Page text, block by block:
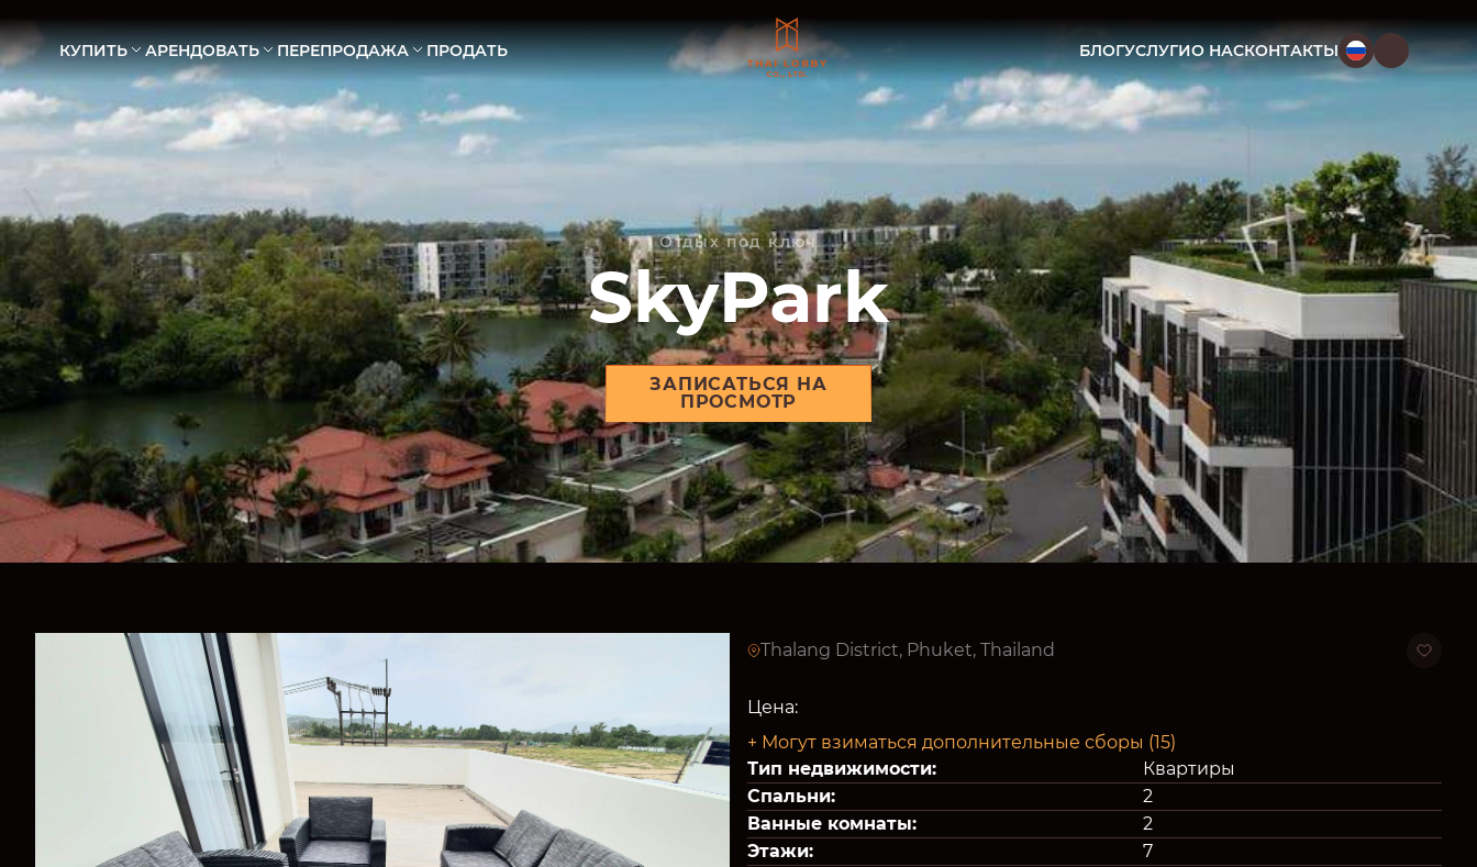
КУПИТЬ АРЕНДОВАТЬ
АПАРТАМЕНТЫ
ВИЛЛЫ
ТАУНХАУСЫ
ПЕРЕПРОДАЖА
АПАРТАМЕНТЫ
ВИЛЛЫ
ТАУНХАУСЫ
ПРОДАТЬ БЛОГУСЛУГИО НАСКОНТАКТЫ
Отдых под ключ
SkyPark
ЗАПИСАТЬСЯ НА
ПРОСМОТР
Thalang District, Phuket, Thailand
Цена:
+ Могут взиматься дополнительные сборы (15)
Тип недвижимости:
Квартиры
Спальни:
2
Ванные комнаты:
2
Этажи:
7